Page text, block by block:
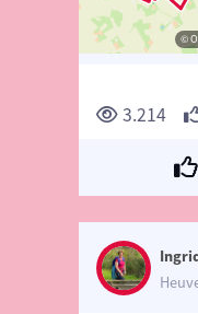
©
3.214